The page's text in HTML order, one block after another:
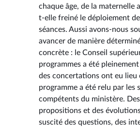
chaque âge, de la maternelle
t-elle freiné le déploiement
séances. Aussi avons-nous
avancer de manière
concrète : le Conseil
programmes a été
des concertations ont eu lieu
programme a été relu par les
compétents du ministère. Des
propositions et des
suscité des questions, des